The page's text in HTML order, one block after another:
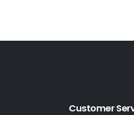
Customer